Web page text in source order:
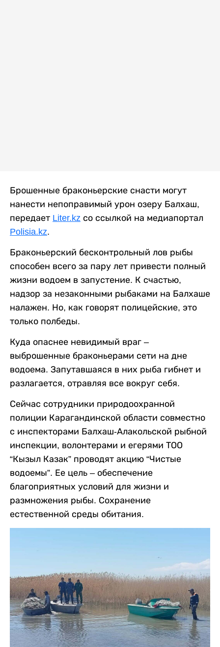
Брошенные браконьерские снасти могут
нанести непоправимый урон озеру Балхаш,
передает Liter.kz со ссылкой на медиапортал
Polisia.kz.
Браконьерский бесконтрольный лов рыбы
способен всего за пару лет привести полный
жизни водоем в запустение. К счастью,
надзор за незаконными рыбаками на Балхаше
налажен. Но, как говорят полицейские, это
только полбеды.
Куда опаснее невидимый враг –
выброшенные браконьерами сети на дне
водоема. Запутавшаяся в них рыба гибнет и
разлагается, отравляя все вокруг себя.
Сейчас сотрудники природоохранной
полиции Карагандинской области совместно
с инспекторами Балхаш-Алакольской рыбной
инспекции, волонтерами и егерями ТОО
“Кызыл Казак” проводят акцию “Чистые
водоемы”. Ее цель – обеспечение
благоприятных условий для жизни и
размножения рыбы. Сохранение
естественной среды обитания.